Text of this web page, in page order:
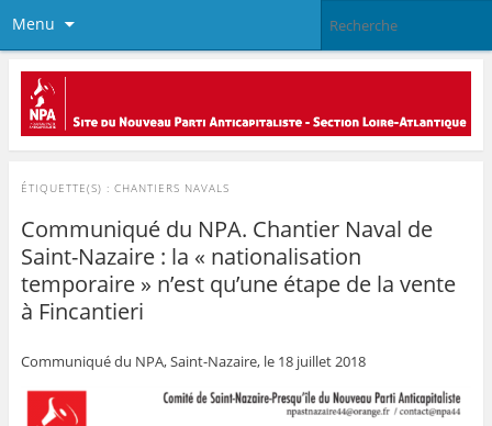
Menu
ÉTIQUETTE(S) : CHANTIERS NAVALS
Communiqué du NPA. Chantier Naval de
Saint-Nazaire : la « nationalisation
temporaire » n’est qu’une étape de la vente
à Fincantieri
Communiqué du NPA, Saint-Nazaire, le 18 juillet 2018